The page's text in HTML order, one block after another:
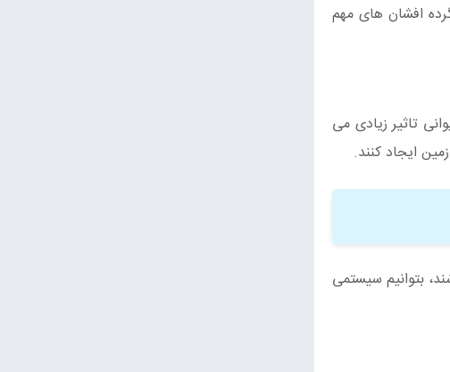
افشان های مهم
تاثیر زیادی می
ایجاد کنند.
بتوانیم سیستمی